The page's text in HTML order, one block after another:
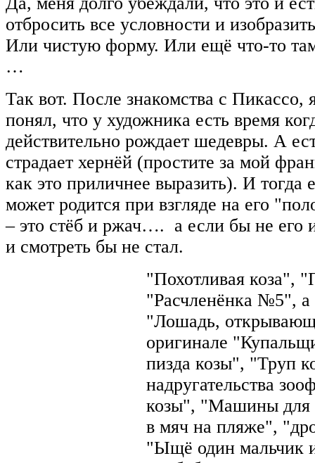
отбросить все условности и
Или чистую форму. Или ещё что-то
…
Так вот. После знакомства с Пикассо,
понял, что у художника есть время
действительно рождает шедевры. А
страдает хернёй (простите за мой
как это приличнее выразить). И тогда
может родится при взгляде на его
– это стёб и ржач…. а если бы не его
и смотреть бы не стал.
"Похотливая коза",
"Расчленёнка №5",
"Лошадь,
оригинале
пизда козы", "Труп
надругательства
козы", "Машины для
в мяч на пляже",
"Ыщё один мальчик